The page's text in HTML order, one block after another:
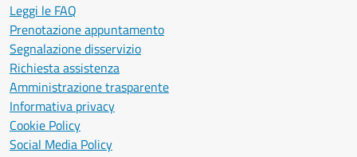
Leggi le FAQ
Prenotazione appuntamento
Segnalazione disservizio
Richiesta assistenza
Amministrazione trasparente
Informativa privacy
Cookie Policy
Social Media Policy